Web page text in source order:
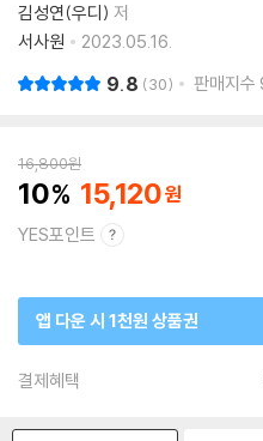
김성연(우디) 저
서사원
2023.05.16.
9.8 30 판매지수
16,800원
10 15,120
YES포인트
앱 다운 시 1천원 상품권
결제혜택